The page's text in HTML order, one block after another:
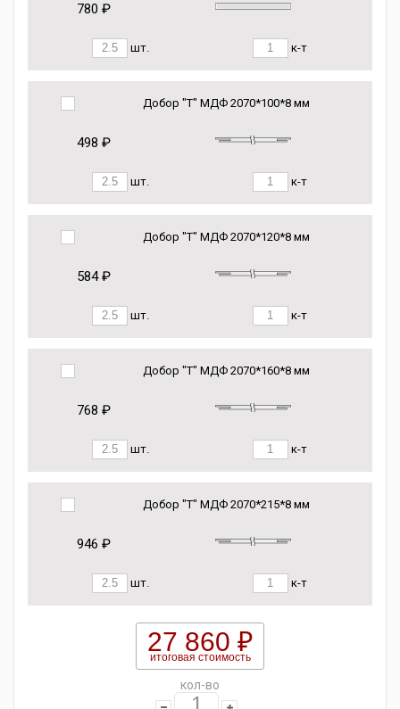
780 ₽
шт. к-т
Добор "Т" МДФ 2070*100*8 мм
498 ₽
шт. к-т
Добор "Т" МДФ 2070*120*8 мм
584 ₽
шт. к-т
Добор "Т" МДФ 2070*160*8 мм
768 ₽
шт. к-т
Добор "Т" МДФ 2070*215*8 мм
946 ₽
шт. к-т
27 860 ₽
итоговая стоимость
кол-во